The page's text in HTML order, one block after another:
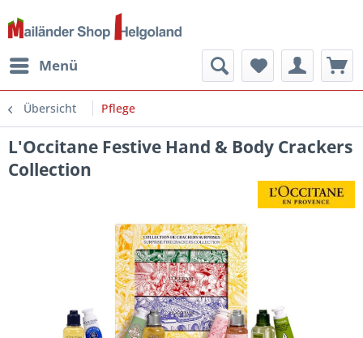
Menü
Übersicht Pflege
L'Occitane Festive Hand & Body Crackers
Collection